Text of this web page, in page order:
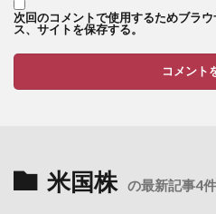
次回のコメントで使用するためブラ
ス、サイトを保存する。
米国株 の最新記事4件